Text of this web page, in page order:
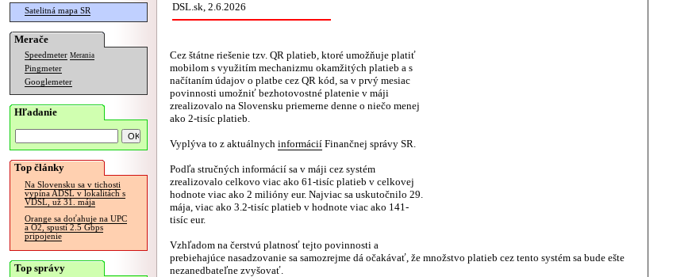
Satelitná mapa SR
Merače
Speedmeter Merania
Pingmeter
Googlemeter
Hľadanie
Top články
Na Slovensku sa v tichosti
vypína ADSL v lokalitách s
VDSL, už 31. mája
Orange sa doťahuje na UPC
a O2, spustí 2.5 Gbps
pripojenie
Top správy
DSL.sk, 2.6.2026
Cez štátne riešenie tzv. QR platieb, ktoré umožňuje platiť
mobilom s využitím mechanizmu okamžitých platieb a s
načítaním údajov o platbe cez QR kód, sa v prvý mesiac
povinnosti umožniť bezhotovostné platenie v máji
zrealizovalo na Slovensku priemerne denne o niečo menej
ako 2-tisíc platieb.
Vyplýva to z aktuálnych informácií Finančnej správy SR.
Podľa stručných informácií sa v máji cez systém
zrealizovalo celkovo viac ako 61-tisíc platieb v celkovej
hodnote viac ako 2 milióny eur. Najviac sa uskutočnilo 29.
mája, viac ako 3.2-tisíc platieb v hodnote viac ako 141-
tisíc eur.
Vzhľadom na čerstvú platnosť tejto povinnosti a
prebiehajúce nasadzovanie sa samozrejme dá očakávať, že množstvo platieb cez tento systém sa bude ešte
nezanedbateľne zvyšovať.